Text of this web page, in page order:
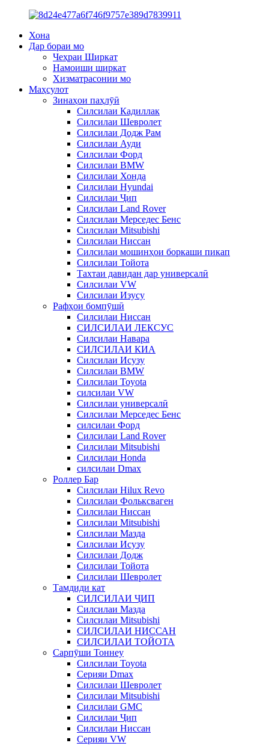
Хона
Дар бораи мо
Чеҳраи Ширкат
Намоиши ширкат
Хизматрасонии мо
Маҳсулот
Зинаҳои паҳлӯӣ
Силсилаи Кадиллак
Силсилаи Шевролет
Силсилаи Додж Рам
Силсилаи Ауди
Силсилаи Форд
Силсилаи BMW
Силсилаи Хонда
Силсилаи Hyundai
Силсилаи Ҷип
Силсилаи Land Rover
Силсилаи Мерседес Бенс
Силсилаи Mitsubishi
Силсилаи Ниссан
Силсилаи мошинҳои боркаши пикап
Силсилаи Тойота
Тахтаи давидан дар универсалӣ
Силсилаи VW
Силсилаи Изусу
Рафҳои бомпӯшӣ
Силсилаи Ниссан
СИЛСИЛАИ ЛЕКСУС
Силсилаи Навара
СИЛСИЛАИ КИА
Силсилаи Исузу
Силсилаи BMW
Силсилаи Toyota
силсилаи VW
Силсилаи универсалӣ
Силсилаи Мерседес Бенс
силсилаи Форд
Силсилаи Land Rover
Силсилаи Mitsubishi
Силсилаи Honda
силсилаи Dmax
Роллер Бар
Силсилаи Hilux Revo
Силсилаи Фольксваген
Силсилаи Ниссан
Силсилаи Mitsubishi
Силсилаи Мазда
Силсилаи Исузу
Силсилаи Додж
Силсилаи Тойота
Силсилаи Шевролет
Тамдиди кат
СИЛСИЛАИ ҶИП
Силсилаи Мазда
Силсилаи Mitsubishi
СИЛСИЛАИ НИССАН
СИЛСИЛАИ ТОЙОТА
Сарпӯши Тоннеу
Силсилаи Toyota
Серияи Dmax
Силсилаи Шевролет
Силсилаи Mitsubishi
Силсилаи GMC
Силсилаи Ҷип
Силсилаи Ниссан
Серияи VW